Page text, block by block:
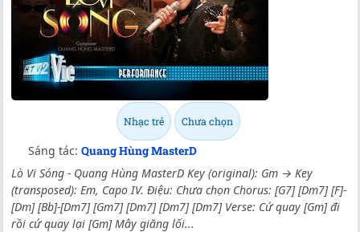
Nhạc trẻ Chưa chọn
Sáng tác: Quang Hùng MasterD
Lò Vi Sóng - Quang Hùng MasterD Key (original): Gm → Key
(transposed): Em, Capo IV. Điệu: Chưa chọn Chorus: [G7] [Dm7] [F]-
[Dm] [Bb]-[Dm7] [Gm7] [Dm7] [Dm7] [Dm7] Verse: Cứ quay [Gm] đi
rồi cứ quay lại [Gm] Mây giăng lối...